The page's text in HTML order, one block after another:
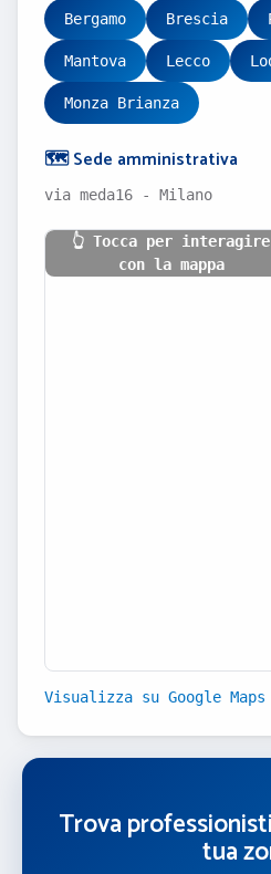
Bergamo Brescia
Mantova Lecco
Monza Brianza
🗺️ Sede amministrativa
via meda16 - Milano
👆 Tocca per interagire
con la mappa
Visualizza su Google Maps
Trova
tua